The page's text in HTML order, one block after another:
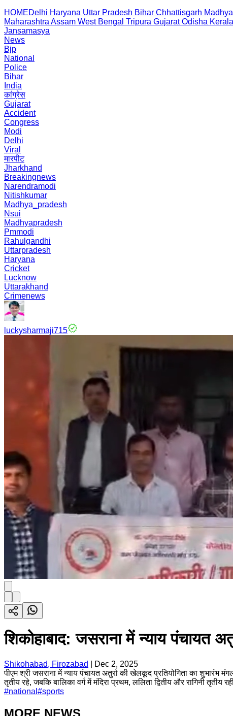
HOMEDelhi Haryana Uttar Pradesh Bihar Chhattisgarh
Maharashtra Assam West Bengal Tripura Gujarat Odisha Kerala
Jansamasya
News
Bjp
National
Police
Bihar
India
कांग्रेस
Gujarat
Accident
Congress
Modi
Delhi
Viral
मारपीट
Jharkhand
Breakingnews
Narendramodi
Nitishkumar
Madhya_pradesh
Nsui
Madhyapradesh
Pmmodi
Rahulgandhi
Uttarpradesh
Haryana
Cricket
Lucknow
Uttarakhand
Crimenews
luckysharmaji715
शिकोहाबाद: जसराना में न्याय पंचायत
Shikohabad, Firozabad
Dec 2, 2025
पीएम श्री जसराना में न्याय पंचायत अतुर्रा की खेलकूद प्रतियोगिता का शुभारंभ
तृतीय रहे, जबकि बालिका वर्ग में मंदिरा प्रथम, ललिता द्वितीय और रागिनी तृतीय
#national #sports
MORE NEWS